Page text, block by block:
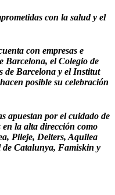
con la salud y el
con empresas e
Barcelona, el Colegio de
de Barcelona y el Institut
posible su celebración
apuestan por el cuidado de
la alta dirección como
Pileje, Deiters, Aquilea
Catalunya, Famiskin y